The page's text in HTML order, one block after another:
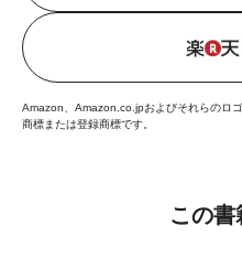
Amazon、Amazon.co.jpおよびそれらのロ
商標または登録商標です。
この